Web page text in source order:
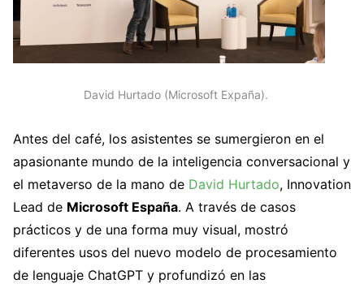
David Hurtado (Microsoft Expaña).
Antes del café, los asistentes se sumergieron en el
apasionante mundo de la inteligencia conversacional y
el metaverso de la mano de David Hurtado, Innovation
Lead de Microsoft España. A través de casos
prácticos y de una forma muy visual, mostró
diferentes usos del nuevo modelo de procesamiento
de lenguaje ChatGPT y profundizó en las